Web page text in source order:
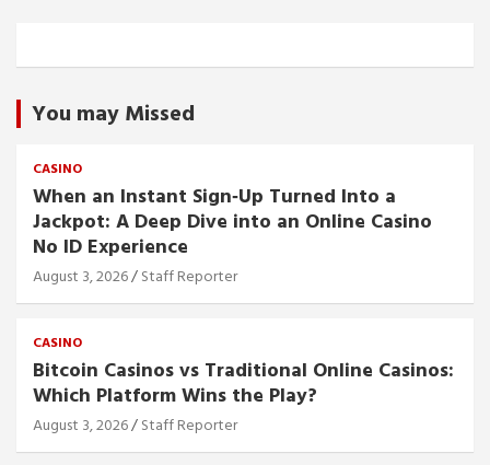
You may Missed
CASINO
When an Instant Sign‑Up Turned Into a
Jackpot: A Deep Dive into an Online Casino
No ID Experience
August 3, 2026 Staff Reporter
CASINO
Bitcoin Casinos vs Traditional Online Casinos:
Which Platform Wins the Play?
August 3, 2026 Staff Reporter